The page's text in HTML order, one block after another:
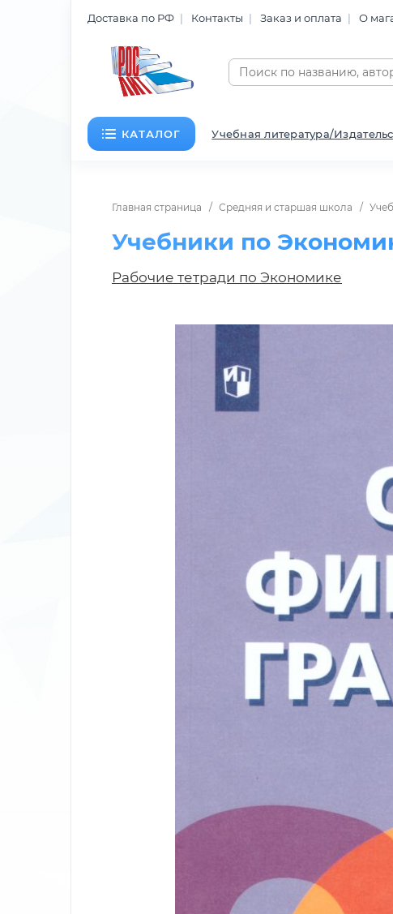
Доставка по РФ Контакты Заказ и оплата О
КАТАЛОГ Учебная литература/
Главная страница Средняя и старшая школа
Учебники по
Рабочие тетради по Экономике